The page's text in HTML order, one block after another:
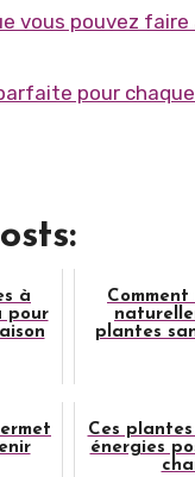
vous pouvez faire
pour
à
pour
plantes
Ces
énergies